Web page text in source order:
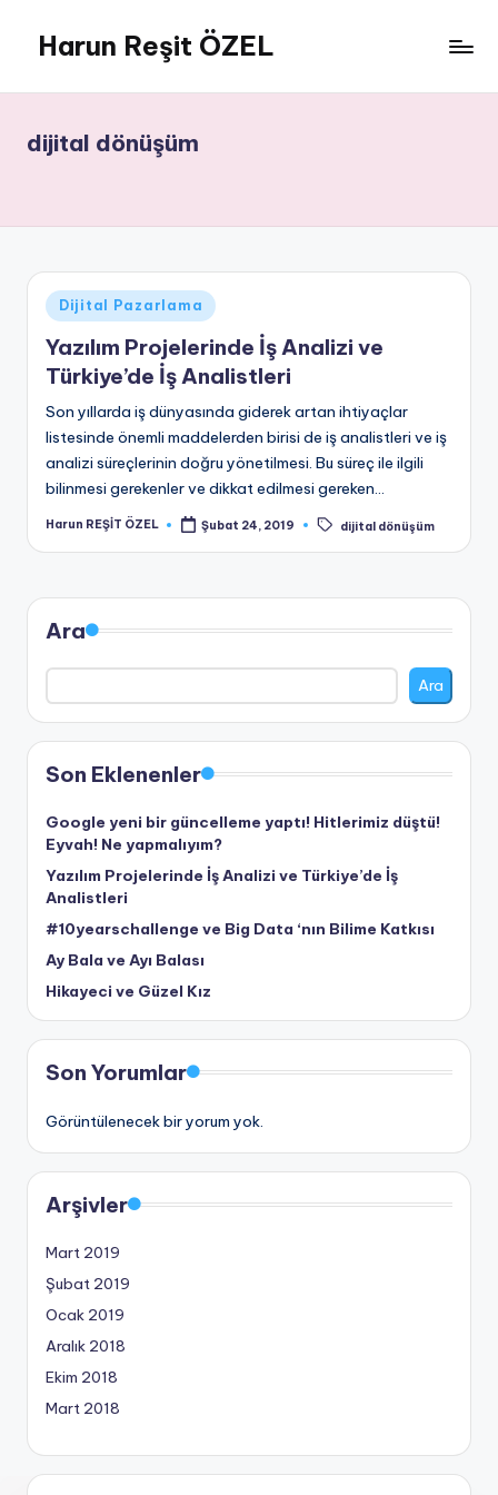
content
Harun Reşit ÖZEL
Özel
-
SEO,
Dalış,
Cankurtarma,
Yüzme,
Fitness,
Müzik,
Hikayeler
ve
dahası!
dijital dönüşüm
Posted
in
Dijital Pazarlama
Yazılım Projelerinde İş Analizi ve
Türkiye’de İş Analistleri
Son yıllarda iş dünyasında giderek artan ihtiyaçlar
listesinde önemli maddelerden birisi de iş analistleri ve iş
analizi süreçlerinin doğru yönetilmesi. Bu süreç ile ilgili
bilinmesi gerekenler ve dikkat edilmesi gereken…
Posted
Harun REŞİT ÖZEL Şubat 24, 2019
Tags: dijital dönüşüm
Ara
Ara
Son Eklenenler
Google yeni bir güncelleme yaptı! Hitlerimiz düştü!
Eyvah! Ne yapmalıyım?
Yazılım Projelerinde İş Analizi ve Türkiye’de İş
Analistleri
#10yearschallenge ve Big Data ‘nın Bilime Katkısı
Ay Bala ve Ayı Balası
Hikayeci ve Güzel Kız
Son Yorumlar
Görüntülenecek bir yorum yok.
Arşivler
Mart 2019
Şubat 2019
Ocak 2019
Aralık 2018
Ekim 2018
Mart 2018